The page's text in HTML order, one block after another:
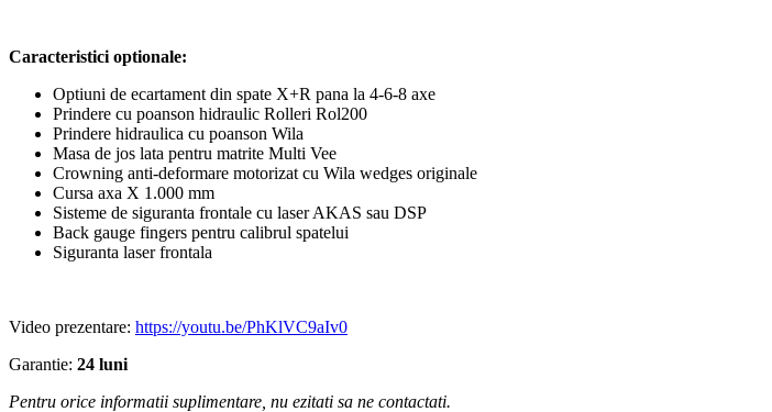
Caracteristici optionale:
Optiuni de ecartament din spate X+R pana la 4-6-8 axe
Prindere cu poanson hidraulic Rolleri Rol200
Prindere hidraulica cu poanson Wila
Masa de jos lata pentru matrite Multi Vee
Crowning anti-deformare motorizat cu Wila wedges originale
Cursa axa X 1.000 mm
Sisteme de siguranta frontale cu laser AKAS sau DSP
Back gauge fingers pentru calibrul spatelui
Siguranta laser frontala
Video prezentare: https://youtu.be/PhKlVC9aIv0
Garantie: 24 luni
Pentru orice informatii suplimentare, nu ezitati sa ne contactati.